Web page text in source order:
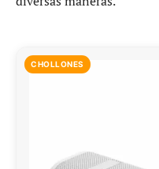
CHOLLONES